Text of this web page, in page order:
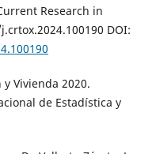
Research in
DOI:
y Vivienda 2020.
de Estadística y